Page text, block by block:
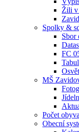
Žili v
Spolky &
Sbor
FC
MŠ
Počet
Obecní